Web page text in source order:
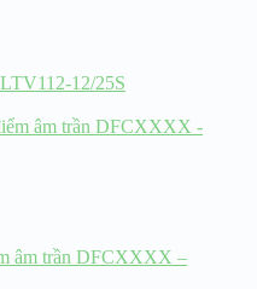
12/25S
âm trần DFCXXXX –